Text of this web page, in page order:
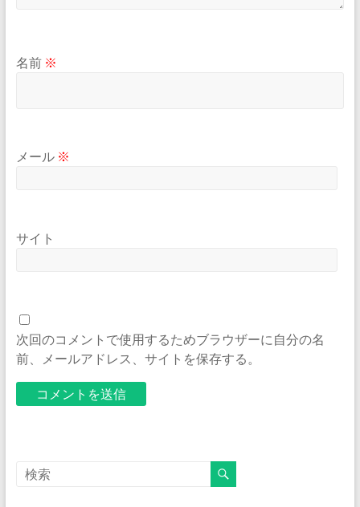
名前 ※
メール ※
サイト
次回のコメントで使用するためブラウザーに自分の名
前、メールアドレス、サイトを保存する。